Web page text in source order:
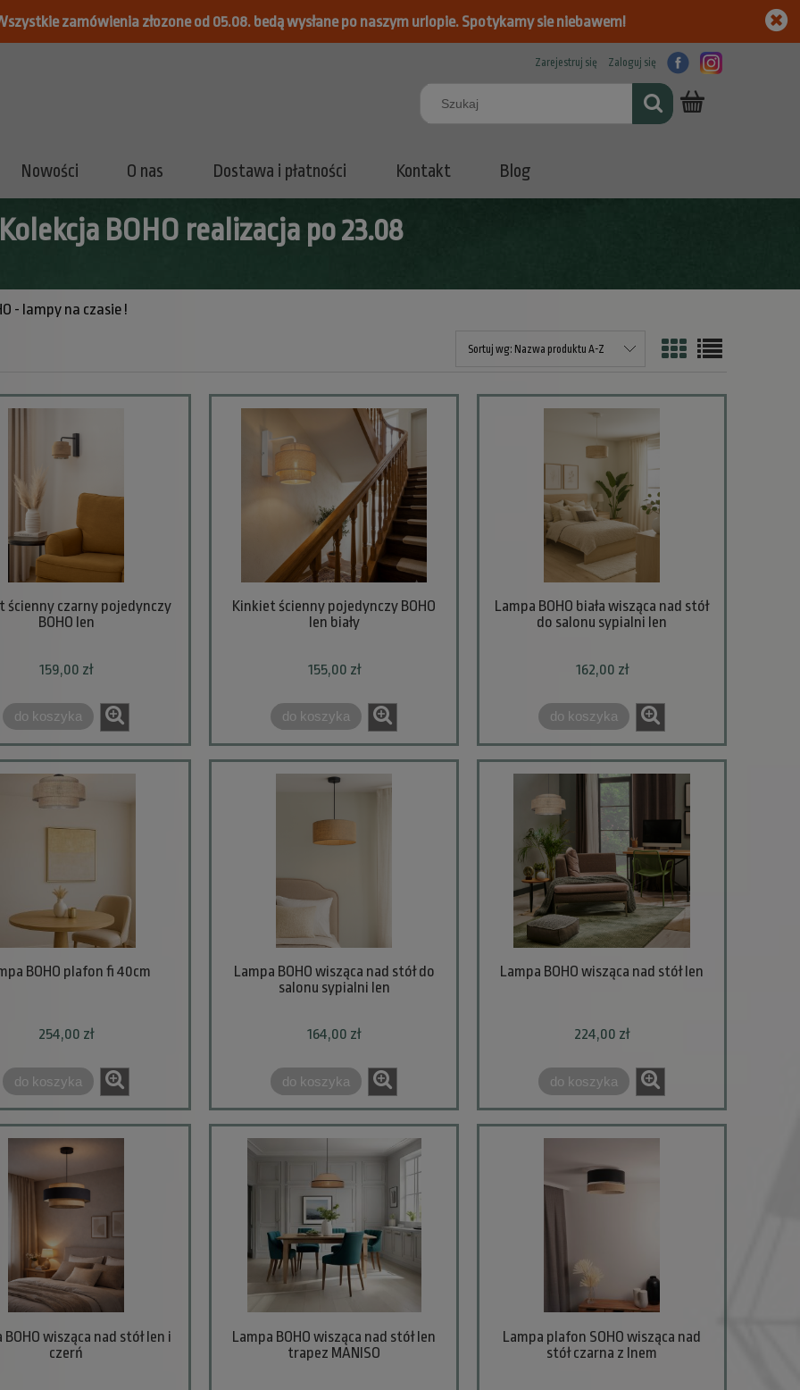
zamówienia złozone od 05.08. bedą wysłane po naszym urlopie. Spotykamy sie niebawem!
Zarejestruj się Zaloguj się
Nowości O nas Dostawa i płatności Kontakt Blog
BOHO realizacja po 23.08
- lampy na czasie !
Sortuj wg: Nazwa produktu A-Z
ścienny czarny pojedynczy
BOHO len
159,00 zł
do koszyka
Kinkiet ścienny pojedynczy BOHO
len biały
155,00 zł
do koszyka
Lampa BOHO biała wisząca nad stół
do salonu sypialni len
162,00 zł
do koszyka
BOHO plafon fi 40cm
254,00 zł
do koszyka
Lampa BOHO wisząca nad stół do
salonu sypialni len
164,00 zł
do koszyka
Lampa BOHO wisząca nad stół len
224,00 zł
do koszyka
BOHO wisząca nad stół len i
czerń
Lampa BOHO wisząca nad stół len
trapez MANISO
Lampa plafon SOHO wisząca nad
stół czarna z lnem